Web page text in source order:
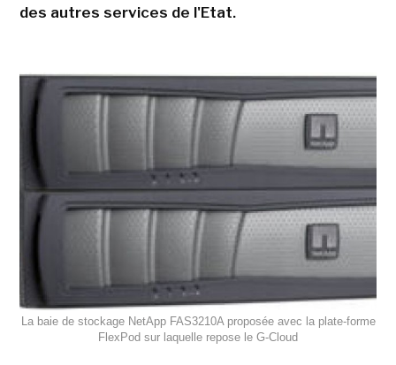
des autres services de l'Etat.
La baie de stockage NetApp FAS3210A proposée avec la plate-forme
FlexPod sur laquelle repose le G-Cloud